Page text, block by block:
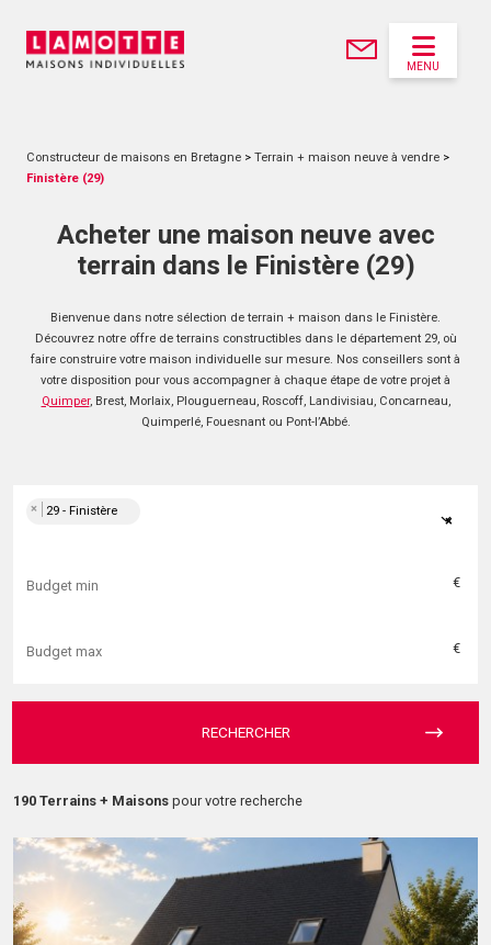
MENU
Constructeur de maisons en Bretagne > Terrain + maison neuve à vendre >
Finistère (29)
Acheter une maison neuve avec
terrain dans le Finistère (29)
Bienvenue dans notre sélection de terrain + maison dans le Finistère.
Découvrez notre offre de terrains constructibles dans le département 29, où
faire construire votre maison individuelle sur mesure. Nos conseillers sont à
votre disposition pour vous accompagner à chaque étape de votre projet à
Quimper, Brest, Morlaix, Plouguerneau, Roscoff, Landivisiau, Concarneau,
Quimperlé, Fouesnant ou Pont-l’Abbé.
×
× 29 - Finistère
€
€
RECHERCHER
190 Terrains + Maisons pour votre recherche